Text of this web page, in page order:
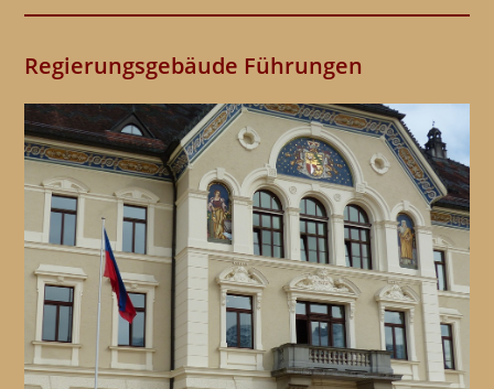
Regierungsgebäude Führungen